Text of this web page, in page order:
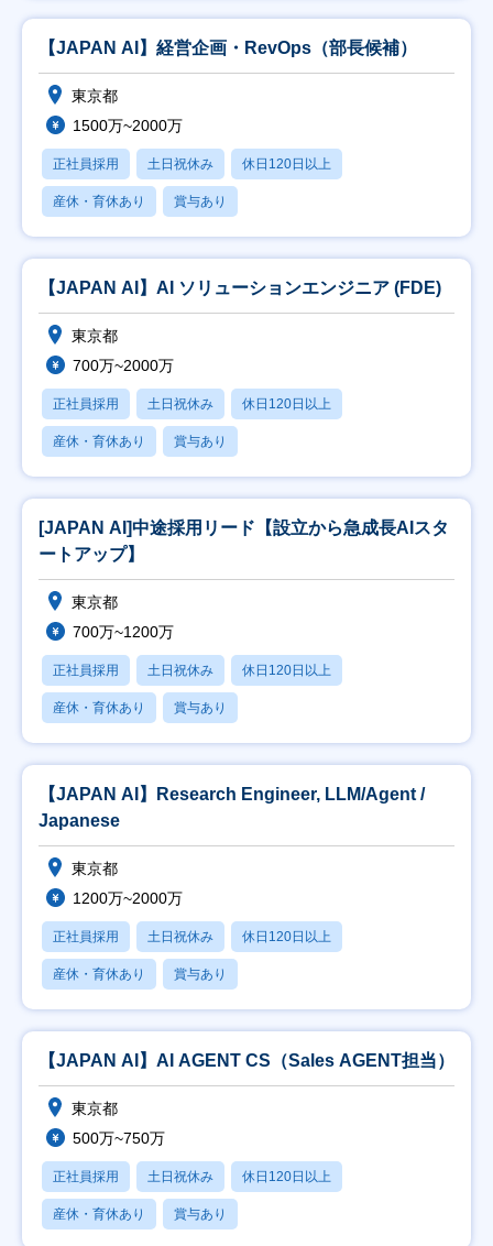
【JAPAN AI】経営企画・RevOps（部長候補）
東京都
1500万~2000万
正社員採用 土日祝休み 休日120日以上
産休・育休あり 賞与あり
【JAPAN AI】AI ソリューションエンジニア (FDE)
東京都
700万~2000万
正社員採用 土日祝休み 休日120日以上
産休・育休あり 賞与あり
[JAPAN AI]中途採用リード【設立から急成長AIスタ
ートアップ】
東京都
700万~1200万
正社員採用 土日祝休み 休日120日以上
産休・育休あり 賞与あり
【JAPAN AI】Research Engineer, LLM/Agent /
Japanese
東京都
1200万~2000万
正社員採用 土日祝休み 休日120日以上
産休・育休あり 賞与あり
【JAPAN AI】AI AGENT CS（Sales AGENT担当）
東京都
500万~750万
正社員採用 土日祝休み 休日120日以上
産休・育休あり 賞与あり